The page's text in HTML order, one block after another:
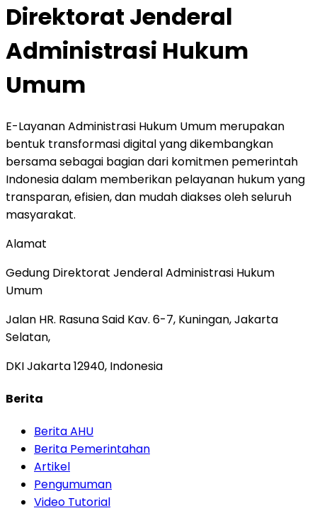
Direktorat Jenderal
Administrasi Hukum
Umum
E-Layanan Administrasi Hukum Umum merupakan
bentuk transformasi digital yang dikembangkan
bersama sebagai bagian dari komitmen pemerintah
Indonesia dalam memberikan pelayanan hukum yang
transparan, efisien, dan mudah diakses oleh seluruh
masyarakat.
Alamat
Gedung Direktorat Jenderal Administrasi Hukum
Umum
Jalan HR. Rasuna Said Kav. 6-7, Kuningan, Jakarta
Selatan,
DKI Jakarta 12940, Indonesia
Berita
Berita AHU
Berita Pemerintahan
Artikel
Pengumuman
Video Tutorial